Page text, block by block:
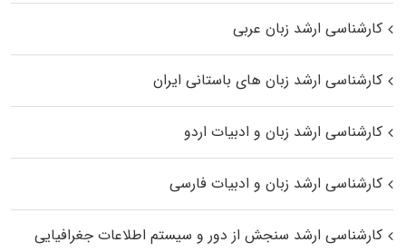
کارشناسی ارشد زبان عربی
کارشناسی ارشد زبان‌ های باستانی ایران
کارشناسی ارشد زبان و ادبیات اردو
کارشناسی ارشد زبان و ادبیات فارسی
کارشناسی ارشد سنجش از دور و سیستم اطلاعات جغرافیایی